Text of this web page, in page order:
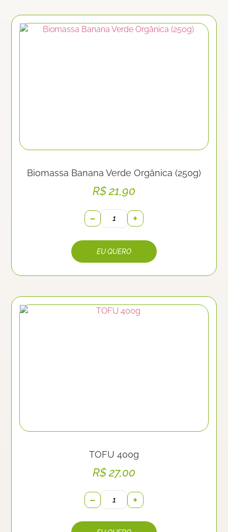
Biomassa Banana Verde Orgânica (250g)
R$21,90
− +
TOFU 400g
R$27,00
− +